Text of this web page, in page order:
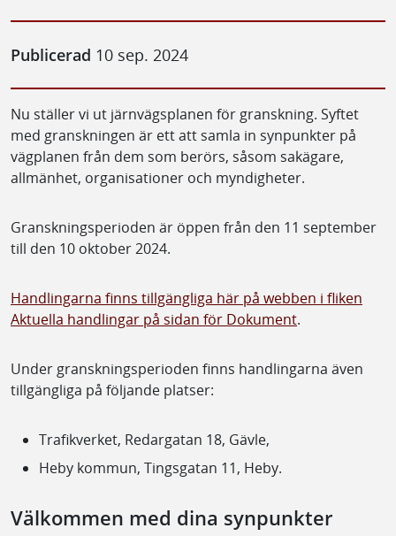
Publicerad 10 sep. 2024
Nu ställer vi ut järnvägsplanen för granskning. Syftet
med granskningen är ett att samla in synpunkter på
vägplanen från dem som berörs, såsom sakägare,
allmänhet, organisationer och myndigheter.
Granskningsperioden är öppen från den 11 september
till den 10 oktober 2024.
Handlingarna finns tillgängliga här på webben i fliken
Aktuella handlingar på sidan för Dokument.
Under granskningsperioden finns handlingarna även
tillgängliga på följande platser:
Trafikverket, Redargatan 18, Gävle,
Heby kommun, Tingsgatan 11, Heby.
Välkommen med dina synpunkter